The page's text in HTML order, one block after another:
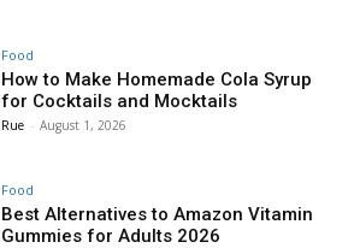
Food
How to Make Homemade Cola Syrup
for Cocktails and Mocktails
Rue - August 1, 2026
Food
Best Alternatives to Amazon Vitamin
Gummies for Adults 2026